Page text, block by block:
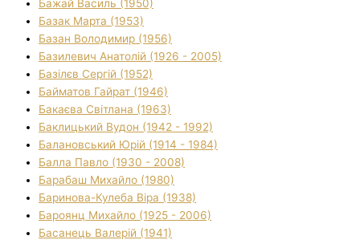
Бажай Василь (1950)
Базак Марта (1953)
Базан Володимир (1956)
Базилевич Анатолій (1926 - 2005)
Базілєв Сергій (1952)
Байматов Гайрат (1946)
Бакаєва Світлана (1963)
Баклицький Вудон (1942 - 1992)
Балановський Юрій (1914 - 1984)
Балла Павло (1930 - 2008)
Барабаш Михайло (1980)
Баринова-Кулеба Віра (1938)
Бароянц Михайло (1925 - 2006)
Басанець Валерій (1941)